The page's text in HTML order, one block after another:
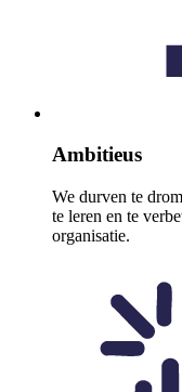
Ambitieus
We durven te
te leren en te
organisatie.